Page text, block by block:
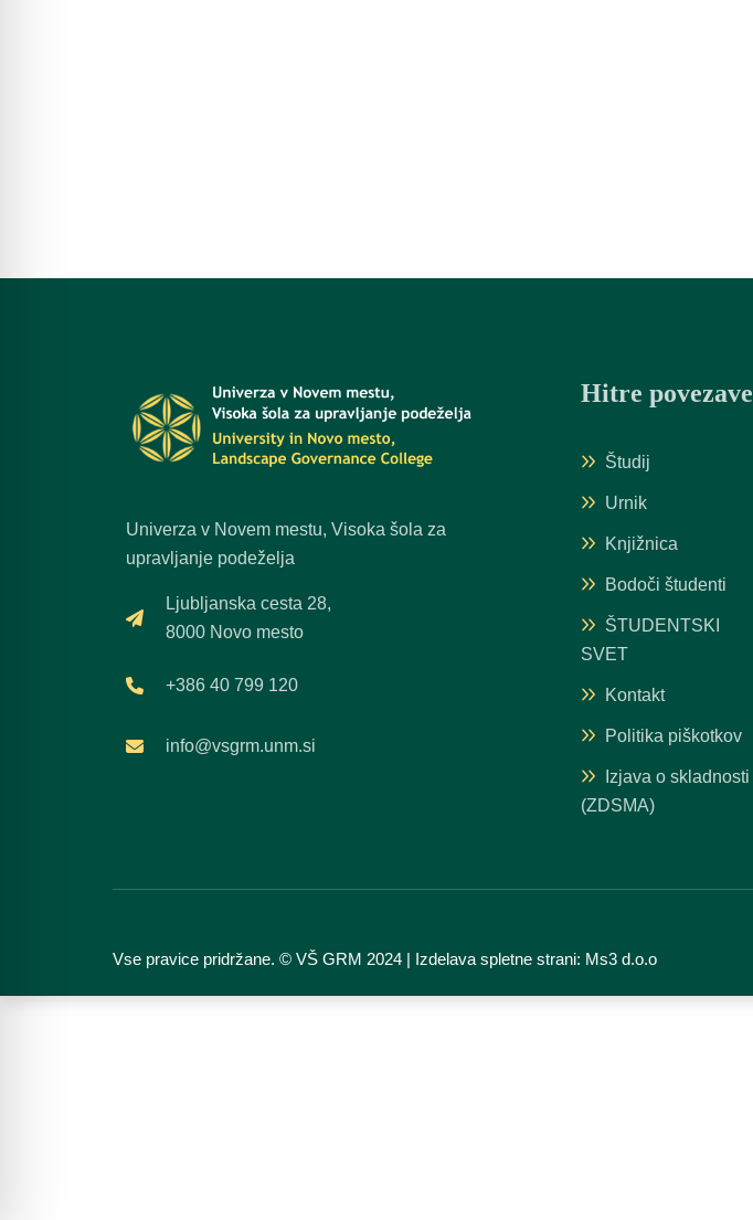
Univerza v Novem mestu, Visoka šola za
upravljanje podeželja
Ljubljanska cesta 28,
8000 Novo mesto
+386 40 799 120
info@vsgrm.unm.si
Hitre povezave
Študij
Urnik
Knjižnica
Bodoči študenti
ŠTUDENTSKI
SVET
Kontakt
Politika piškotkov
Izjava o skladnosti
(ZDSMA)
Vse pravice pridržane. © VŠ GRM 2024 | Izdelava spletne strani: Ms3 d.o.o